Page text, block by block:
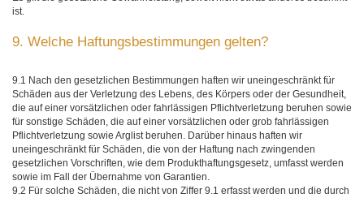
ist.
9. Welche Haftungsbestimmungen gelten?
9.1 Nach den gesetzlichen Bestimmungen haften wir uneingeschränkt für
Schäden aus der Verletzung des Lebens, des Körpers oder der Gesundheit,
die auf einer vorsätzlichen oder fahrlässigen Pflichtverletzung beruhen sowie
für sonstige Schäden, die auf einer vorsätzlichen oder grob fahrlässigen
Pflichtverletzung sowie Arglist beruhen. Darüber hinaus haften wir
uneingeschränkt für Schäden, die von der Haftung nach zwingenden
gesetzlichen Vorschriften, wie dem Produkthaftungsgesetz, umfasst werden
sowie im Fall der Übernahme von Garantien.
9.2 Für solche Schäden, die nicht von Ziffer 9.1 erfasst werden und die durch